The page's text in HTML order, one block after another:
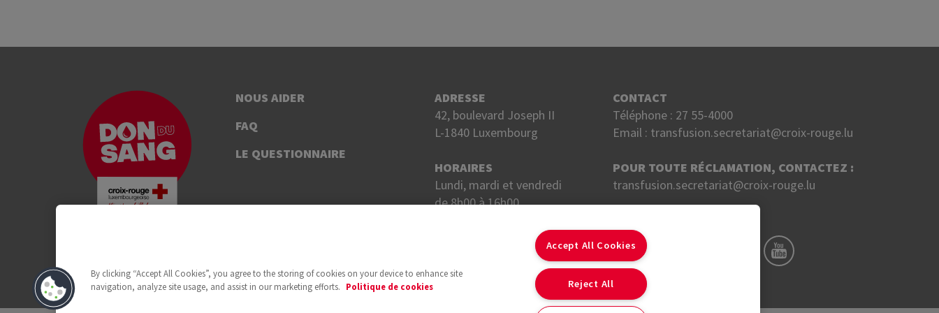
NOUS AIDER
FAQ
LE QUESTIONNAIRE
ADRESSE
42, boulevard Joseph II
L-1840 Luxembourg
HORAIRES
Lundi, mardi et vendredi
de 8h00 à 16h00.
CONTACT
Téléphone : 27 55-4000
Email : transfusion.secretariat@croix-rouge.lu
POUR TOUTE RÉCLAMATION, CONTACTEZ :
transfusion.secretariat@croix-rouge.lu
By clicking “Accept All Cookies”, you agree to the storing of cookies on your device to enhance site
navigation, analyze site usage, and assist in our marketing efforts.
Politique de cookies
Accept All Cookies
Reject All